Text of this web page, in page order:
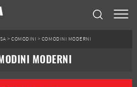
>COMODINI > COMODINI MODERNI
MODERNI